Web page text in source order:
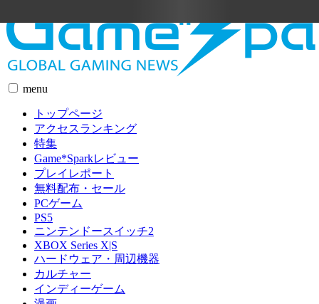
menu
トップページ
アクセスランキング
特集
Game*Sparkレビュー
プレイレポート
無料配布・セール
PCゲーム
PS5
ニンテンドースイッチ2
XBOX Series X|S
ハードウェア・周辺機器
カルチャー